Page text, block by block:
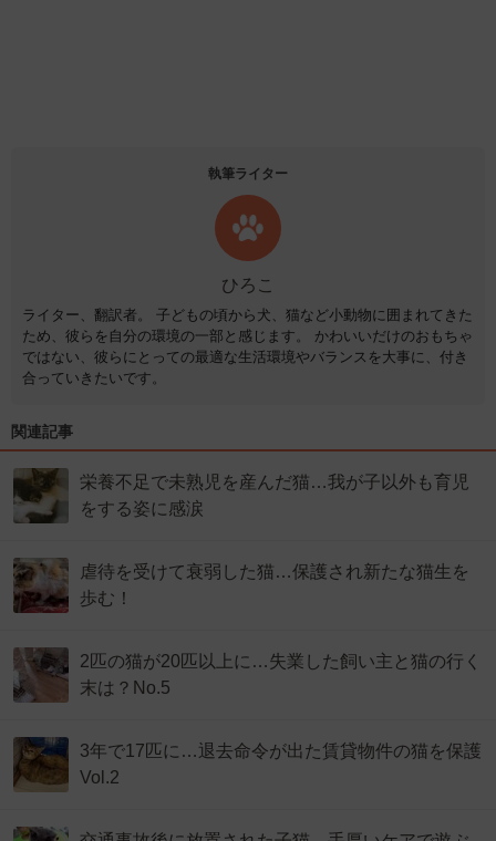
執筆ライター
ひろこ
ライター、翻訳者。 子どもの頃から犬、猫など小動物に囲まれてきた
ため、彼らを自分の環境の一部と感じます。 かわいいだけのおもちゃ
ではない、彼らにとっての最適な生活環境やバランスを大事に、付き
合っていきたいです。
関連記事
栄養不足で未熟児を産んだ猫…我が子以外も育児
をする姿に感涙
虐待を受けて衰弱した猫…保護され新たな猫生を
歩む！
2匹の猫が20匹以上に…失業した飼い主と猫の行く
末は？No.5
3年で17匹に…退去命令が出た賃貸物件の猫を保護
Vol.2